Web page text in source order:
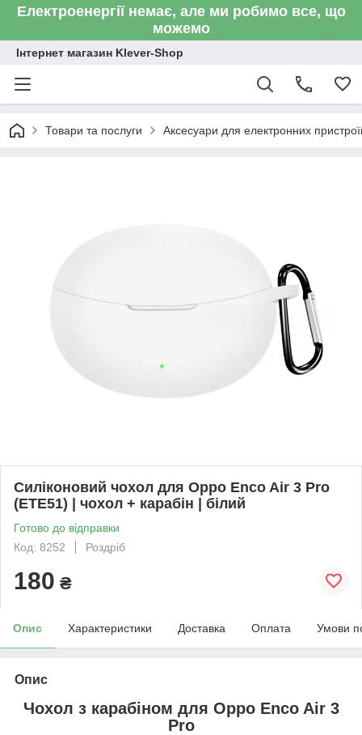
Електроенергії немає, але ми робимо все, що
можемо
Інтернет магазин Klever-Shop
Товари та послуги Аксесуари для електронних
Силіконовий чохол для Oppo Enco Air 3 Pro
(ETE51) | чохол + карабін | білий
Готово до відправки
Код: 8252
Роздріб
180 ₴
Опис Характеристики Доставка Оплата Умови
Опис
Чохол з карабіном для Oppo Enco Air 3
Pro